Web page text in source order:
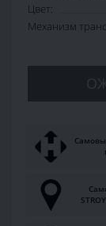
Цвет:
Механизм